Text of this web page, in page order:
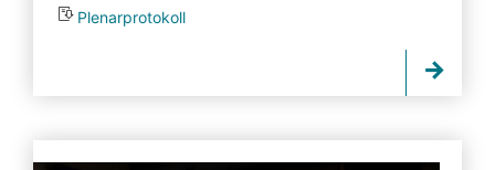
Plenarprotokoll